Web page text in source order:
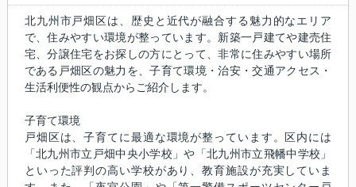
北九州市戸畑区は、歴史と近代が融合する魅力的なエリア
で、住みやすい環境が整っています。新築一戸建てや建売住
宅、分譲住宅をお探しの方にとって、非常に住みやすい場所
である戸畑区の魅力を、子育て環境・治安・交通アクセス・
生活利便性の観点からご紹介します。
子育て環境
戸畑区は、子育てに最適な環境が整っています。区内には
「北九州市立戸畑中央小学校」や「北九州市立飛幡中学校」
といった評判の高い学校があり、教育施設が充実していま